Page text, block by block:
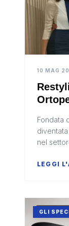
10 MAG
Fondata
nel
e sulla
LEGGI
GLI